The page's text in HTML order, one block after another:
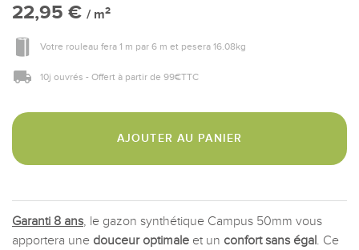
22,95 € / m2
Votre rouleau fera 1 m par 6 m et pesera 16.08kg
10j ouvrés - Offert à partir de 99€TTC
AJOUTER AU PANIER
Garanti 8 ans, le gazon synthétique Campus 50mm vous
apportera une douceur optimale et un confort sans égal. Ce